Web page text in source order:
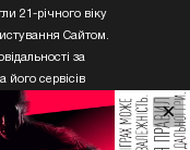
21-річного віку
Сайтом.
за
його сервісів
віку.
×